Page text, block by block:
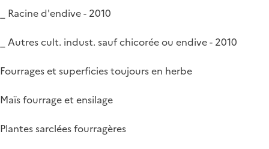
_ Racine d'endive - 2010
_ Autres cult. indust. sauf chicorée ou endive - 2010
Fourrages et superficies toujours en herbe
Maïs fourrage et ensilage
Plantes sarclées fourragères